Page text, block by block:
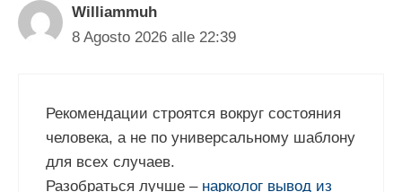
Williammuh
8 Agosto 2026 alle 22:39
Рекомендации строятся вокруг состояния
человека, а не по универсальному шаблону
для всех случаев.
Разобраться лучше – нарколог вывод из